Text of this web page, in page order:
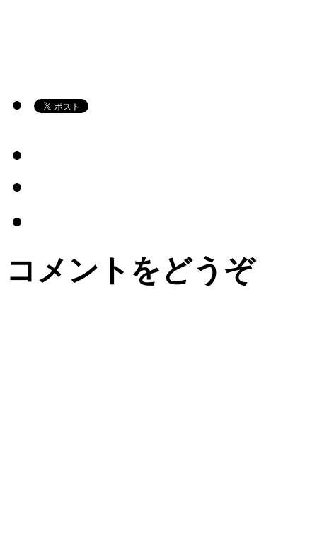
コメントをどうぞ